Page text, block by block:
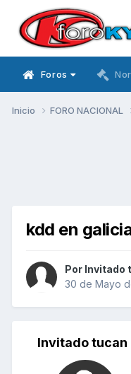
Foros
Inicio FORO NACIONAL
kdd en
Por Invitado
30 de Mayo
Invitado tucan